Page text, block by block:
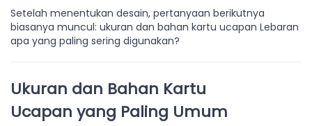
Setelah menentukan desain, pertanyaan berikutnya
biasanya muncul: ukuran dan bahan kartu ucapan Lebaran
apa yang paling sering digunakan?
Ukuran dan Bahan Kartu
Ucapan yang Paling Umum